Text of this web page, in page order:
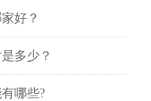
好？
多少？
哪些?